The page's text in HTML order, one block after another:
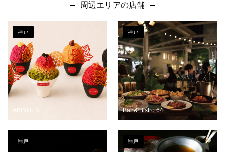
周辺エリアの店舗
AKINOEN
神戸
Bar & Bistro 64
神戸
神戸 神戸